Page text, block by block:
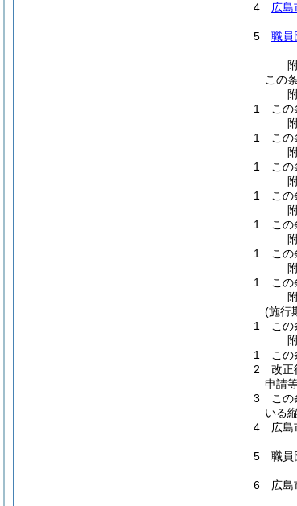
4
広島
5
職員
この
1
こ
1
こ
1
この
1
この
1
この
1
この
1
この
(施行
1
この
1
この
2
改正
申請
3
こ
いる
4
広島
5
職員
6
広島